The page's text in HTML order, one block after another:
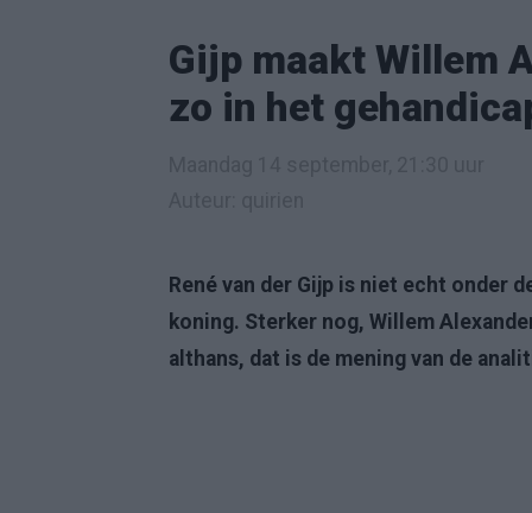
Gijp maakt Willem
zo in het
René van der Gijp is niet echt onder
koning. Sterker nog, Willem
althans, dat is de mening van de